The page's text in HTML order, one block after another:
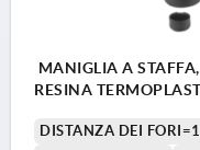
MANIGLIA A
RESINA
DISTANZA DEI